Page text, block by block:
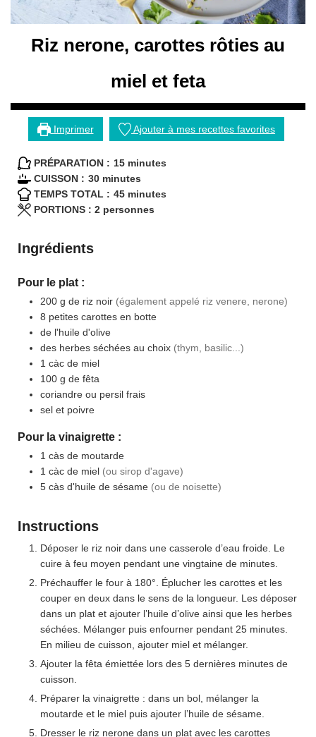
Riz nerone, carottes rôties au
miel et feta
Imprimer Ajouter à mes recettes favorites
PRÉPARATION : 15minutes
minutes
CUISSON : 30minutes
minutes
TEMPS TOTAL : 45minutes
minutes
PORTIONS : 2 personnes
Ingrédients
Pour le plat :
200 g de riz noir (également appelé riz venere, nerone)
8 petites carottes en botte
de l'huile d'olive
des herbes séchées au choix (thym, basilic...)
1 càc de miel
100 g de fêta
coriandre ou persil frais
sel et poivre
Pour la vinaigrette :
1 càs de moutarde
1 càc de miel (ou sirop d'agave)
5 càs d'huile de sésame (ou de noisette)
Instructions
Déposer le riz noir dans une casserole d’eau froide. Le
cuire à feu moyen pendant une vingtaine de minutes.
Préchauffer le four à 180°. Éplucher les carottes et les
couper en deux dans le sens de la longueur. Les déposer
dans un plat et ajouter l’huile d’olive ainsi que les herbes
séchées. Mélanger puis enfourner pendant 25 minutes.
En milieu de cuisson, ajouter miel et mélanger.
Ajouter la fêta émiettée lors des 5 dernières minutes de
cuisson.
Préparer la vinaigrette : dans un bol, mélanger la
moutarde et le miel puis ajouter l’huile de sésame.
Dresser le riz nerone dans un plat avec les carottes